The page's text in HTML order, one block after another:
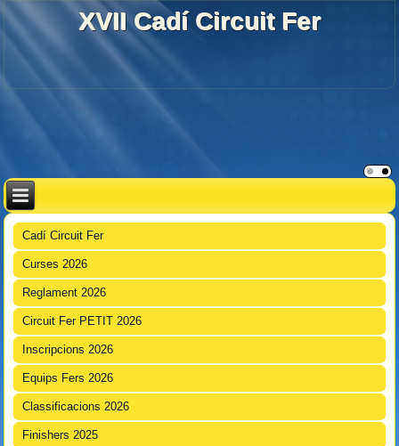
XVII Cadí Circuit Fer
Cadí Circuit Fer
Curses 2026
Reglament 2026
Circuit Fer PETIT 2026
Inscripcions 2026
Equips Fers 2026
Classificacions 2026
Finishers 2025